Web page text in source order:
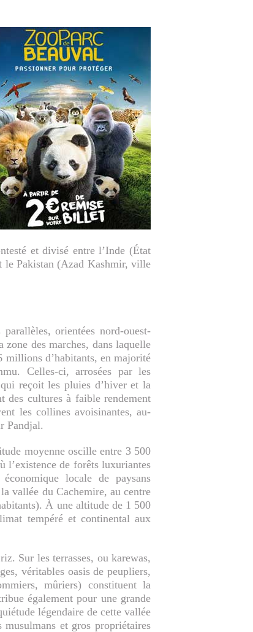
et divisé entre l’Inde (État
le Pakistan (Azad Kashmir, ville
orientées nord-ouest-
des marches, dans laquelle
millions d’habitants, en majorité
Celles-ci, arrosées par les
reçoit les pluies d’hiver et la
des cultures à faible rendement
les collines avoisinantes, au-
Pandjal.
moyenne oscille entre 3 500
l’existence de forêts luxuriantes
locale de paysans
vallée du Cachemire, au centre
À une altitude de 1 500
tempéré et continental aux
Sur les terrasses, ou karewas,
véritables oasis de peupliers,
mûriers) constituent la
également pour une grande
légendaire de cette vallée
musulmans et gros propriétaires